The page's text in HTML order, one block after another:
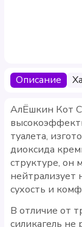
Описание
АлЁшкин Кот
туалета,
диоксида
структуре, он
нейтрализует
сухость и
В отличие от
силикагель не